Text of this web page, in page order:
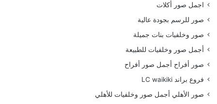
اجمل صور أكلات
صور للرسم بجودة عالية
صور وخلفيات بنات جميلة
أجمل صور وخلفيات للطبيعة
صور أفراح أجمل صور أفراح
فروع براند LC waikiki
صور الأهلي أجمل صور وخلفيات للأهلي